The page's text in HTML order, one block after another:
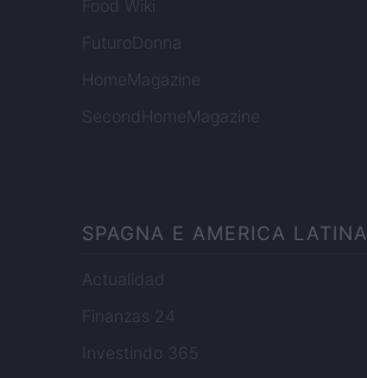
Food Wiki
FuturoDonna
HomeMagazine
SecondHomeMagazine
SPAGNA E AMERICA LATINA
Actualidad
Finanzas 24
Investindo 365